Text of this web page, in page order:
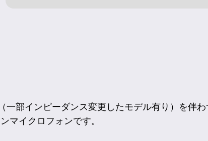
部インピーダンス変更したモデル有り）を伴わ
マイクロフォンです。